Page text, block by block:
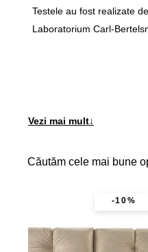
Testele au fost realizate
Laboratorium Carl-
Vezi mai mult↓
Căutăm cele mai bune
-10%